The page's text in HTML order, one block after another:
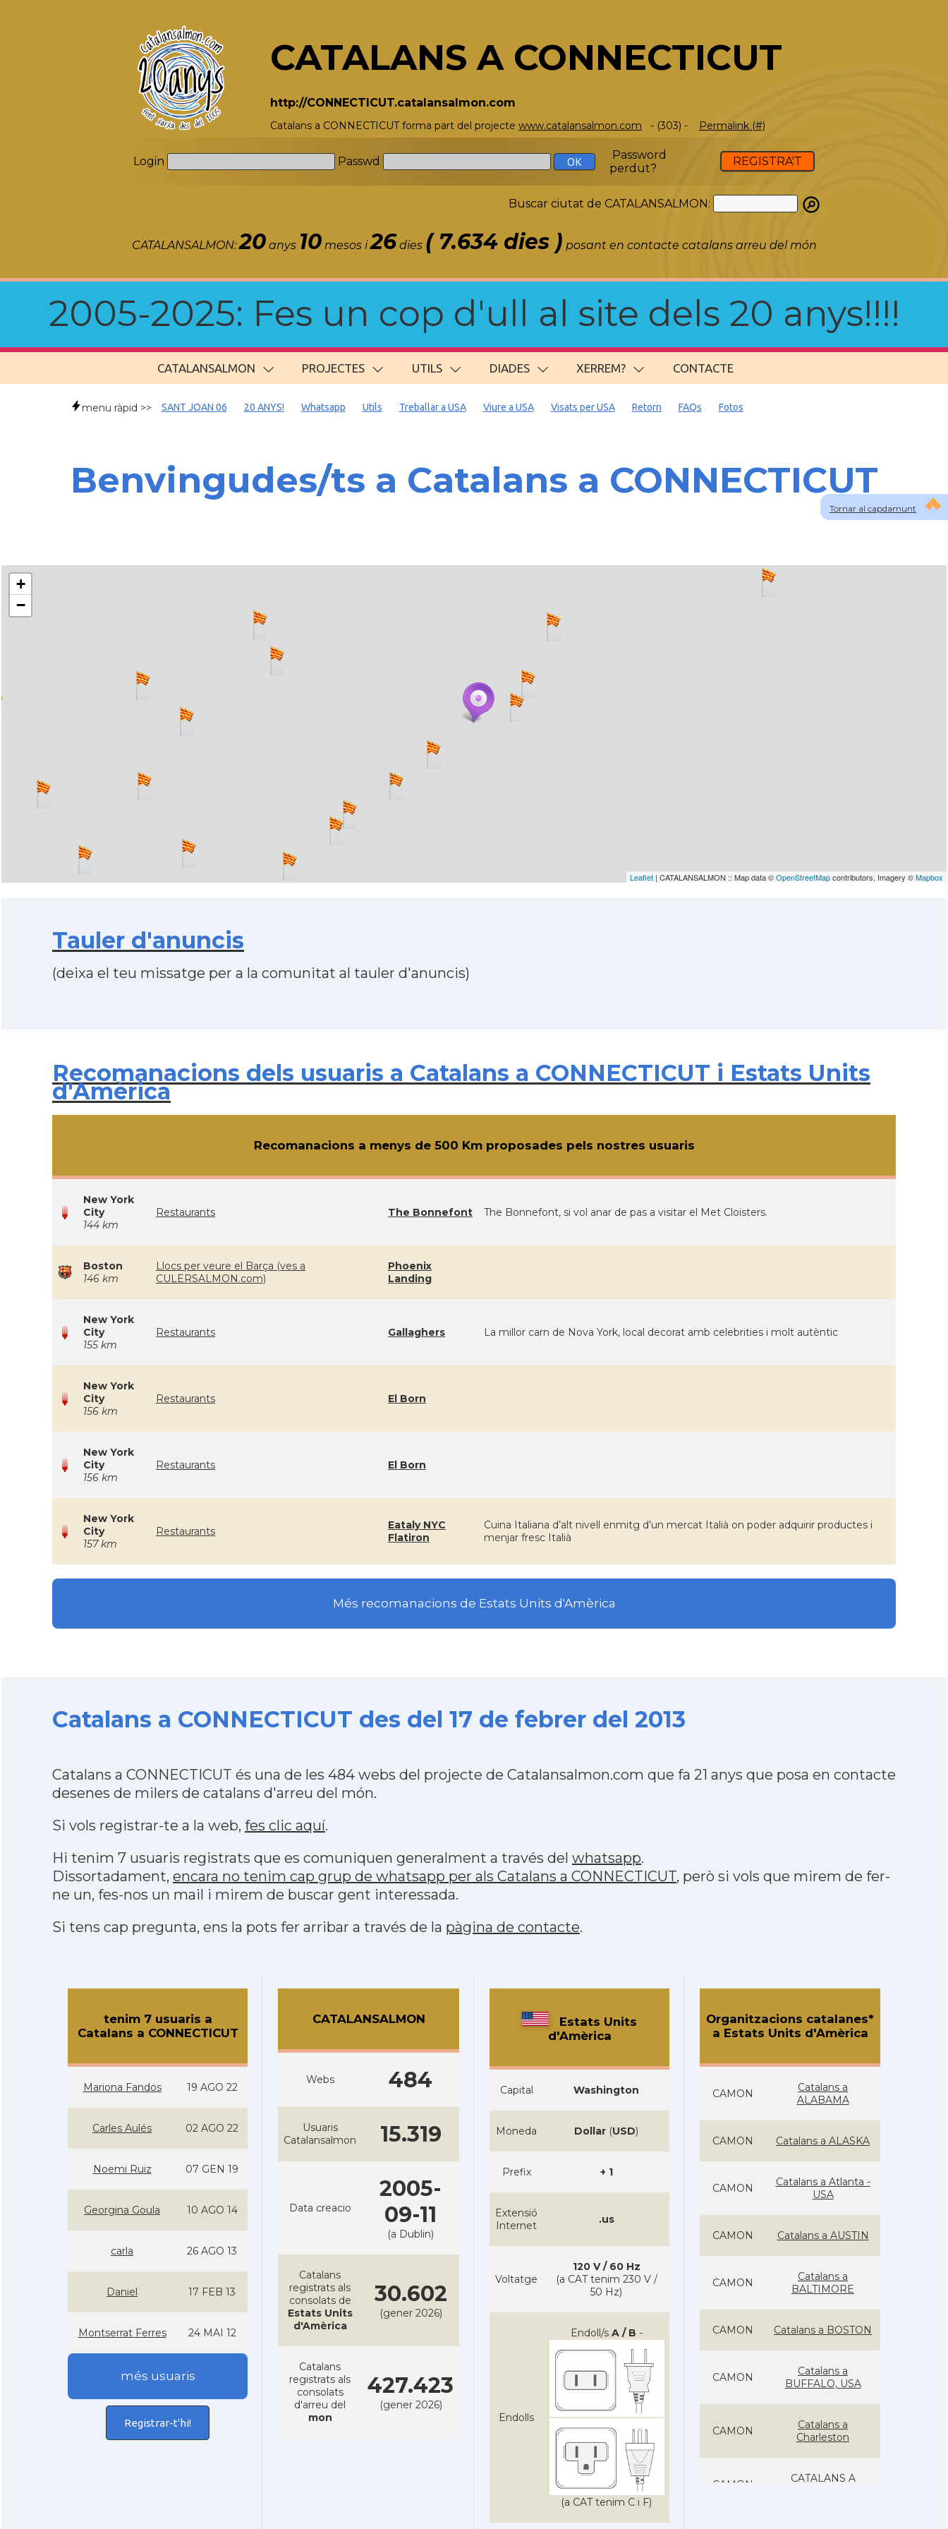
CATALANS A CONNECTICUT
http://CONNECTICUT.catalansalmon.com
Catalans a CONNECTICUT forma part del projecte www.catalansalmon.com - (303) - Permalink (#)
Login Passwd
Password
perdut?
REGISTRA'T
Buscar ciutat de CATALANSALMON:
CATALANSALMON:20anys 10mesos i26dies ( 7.634 dies ) posant en contacte catalans arreu del món
2005-2025: Fes un cop d'ull al site dels 20 anys!!!!
CATALANSALMON PROJECTES UTILS DIADES XERREM? CONTACTE
Tornar al capdamunt
menu ràpid >> SANT JOAN 06 20 ANYS! Whatsapp Utils Treballar a USA Viure a USA Visats per USA Retorn FAQs Fotos
Benvingudes/ts a Catalans a CONNECTICUT
... carregant 484 webs... un moment si us plau
+
−
Leaflet | CATALANSALMON :: Map data ©OpenStreetMapcontributors, Imagery ©Mapbox
Tauler d'anuncis
(deixa el teu missatge per a la comunitat al tauler d'anuncis)
Recomanacions dels usuaris a Catalans a CONNECTICUT i Estats Units
d'Amèrica
Recomanacions a menys de 500 Km proposades pels nostres usuaris
New York
City
144 km
Restaurants The Bonnefont The Bonnefont, si vol anar de pas a visitar el Met Cloisters.
Boston
146 km
Llocs per veure el Barça (ves a
CULERSALMON.com)
Phoenix
Landing
New York
City
155 km
Restaurants Gallaghers La millor carn de Nova York, local decorat amb celebrities i molt autèntic
New York
City
156 km
Restaurants El Born
New York
City
156 km
Restaurants El Born
New York
City
157 km
Restaurants
Eataly NYC
Flatiron
Cuina Italiana d’alt nivell enmitg d’un mercat Italià on poder adquirir productes i
menjar fresc Italià
Més recomanacions de Estats Units d'Amèrica
Catalans a CONNECTICUT des del 17 de febrer del 2013
Catalans a CONNECTICUT és una de les 484 webs del projecte de Catalansalmon.com que fa 21 anys que posa en contacte
desenes de milers de catalans d'arreu del món.
Si vols registrar-te a la web, fes clic aquí.
Hi tenim 7 usuaris registrats que es comuniquen generalment a través del whatsapp.
Dissortadament, encara no tenim cap grup de whatsapp per als Catalans a CONNECTICUT, però si vols que mirem de fer-
ne un, fes-nos un mail i mirem de buscar gent interessada.
Si tens cap pregunta, ens la pots fer arribar a través de la pàgina de contacte.
tenim 7 usuaris a
Catalans a CONNECTICUT
Mariona Fandos 19 AGO 22
Carles Aulés 02 AGO 22
Noemi Ruiz 07 GEN 19
Georgina Goula 10 AGO 14
carla 26 AGO 13
Daniel 17 FEB 13
Montserrat Ferres 24 MAI 12
més usuaris
Registrar-t'hi!
CATALANSALMON
Webs 484
Usuaris
Catalansalmon
15.319
Data creacio
2005-
09-11
(a Dublin)
Catalans
registrats als
consolats de
Estats Units
d'Amèrica
30.602
(gener 2026)
Catalans
registrats als
consolats
d'arreu del
mon
427.423
(gener 2026)
Estats Units
d'Amèrica
Capital Washington
Moneda Dollar (USD)
Prefix + 1
Extensió
Internet
.us
Voltatge
120 V / 60 Hz
(a CAT tenim 230 V /
50 Hz)
Endolls
Endoll/s A / B -
(a CAT tenim C i F)
Organitzacions catalanes*
a Estats Units d'Amèrica
CAMON
Catalans a
ALABAMA
CAMON Catalans a ALASKA
CAMON
Catalans a Atlanta -
USA
CAMON Catalans a AUSTIN
CAMON
Catalans a
BALTIMORE
CAMON Catalans a BOSTON
CAMON
Catalans a
BUFFALO, USA
CAMON
Catalans a
Charleston
CAMON
CATALANS A